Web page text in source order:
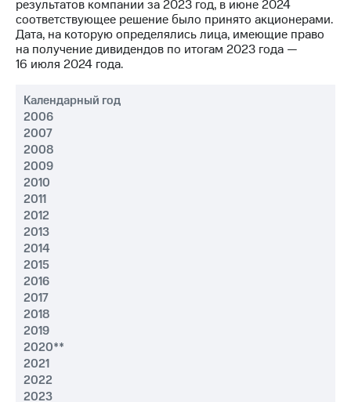
капитал
Контроль
и
аудит
результатов компании за 2023 год, в июне 2024
соответствующее решение было принято акционерами.
Дата, на которую определялись лица, имеющие право
на получение дивидендов по итогам 2023 года —
16 июля 2024 года.
Календарный год
2006
2007
2008
2009
2010
2011
2012
2013
2014
2015
2016
2017
2018
2019
2020**
2021
2022
2023